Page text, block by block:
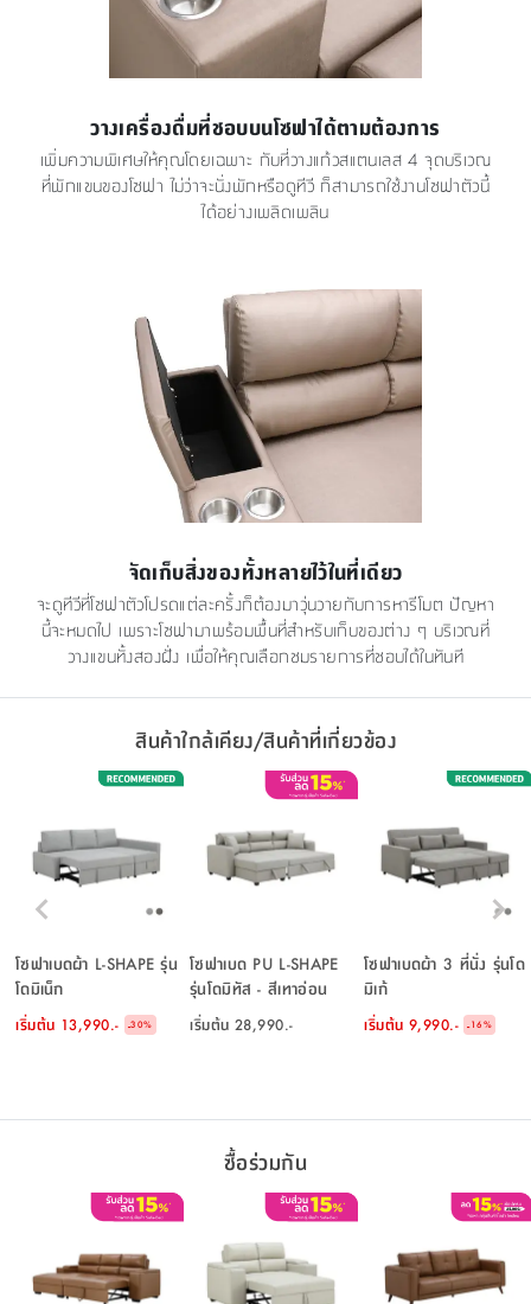
วางเครื่องดื่มที่ชอบบนโซฟาได้ตามต้องการ
เพิ่มความพิเศษให้คุณโดยเฉพาะ กับที่วางแก้วสแตนเลส 4 จุดบริเวณ
ที่พักแขนของโซฟา ไม่ว่าจะนั่งพักหรือดูทีวี ก็สามารถใช้งานโซฟาตัวนี้
ได้อย่างเพลิดเพลิน
จัดเก็บสิ่งของทั้งหลายไว้ในที่เดียว
จะดูทีวีที่โซฟาตัวโปรดแต่ละครั้งก็ต้องมาวุ่นวายกับการหารีโมต ปัญหา
นี้จะหมดไป เพราะโซฟามาพร้อมพื้นที่สำหรับเก็บของต่าง ๆ บริเวณที่
วางแขนทั้งสองฝั่ง เพื่อให้คุณเลือกชมรายการที่ชอบได้ในทันที
สินค้าใกล้เคียง/สินค้าที่เกี่ยวข้อง
โซฟาเบดผ้า L-SHAPE รุ่น
โดมิเน็ก
เริ่มต้น 13,990.- -30%
โซฟาเบด PU L-SHAPE
รุ่นโดมิทัส - สีเทาอ่อน
เริ่มต้น 28,990.-
โซฟาเบดผ้า 3 ที่นั่ง รุ่นโด
มิเก้
เริ่มต้น 9,990.- -16%
ซื้อร่วมกัน